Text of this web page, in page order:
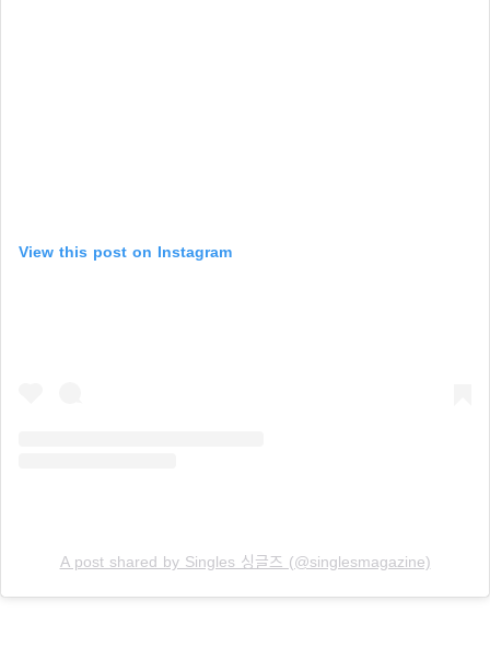
View this post on Instagram
A post shared by Singles 싱글즈 (@singlesmagazine)